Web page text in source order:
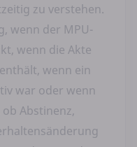
zu verstehen.
wenn der MPU-
wenn die Akte
wenn ein
war oder wenn
Abstinenz,